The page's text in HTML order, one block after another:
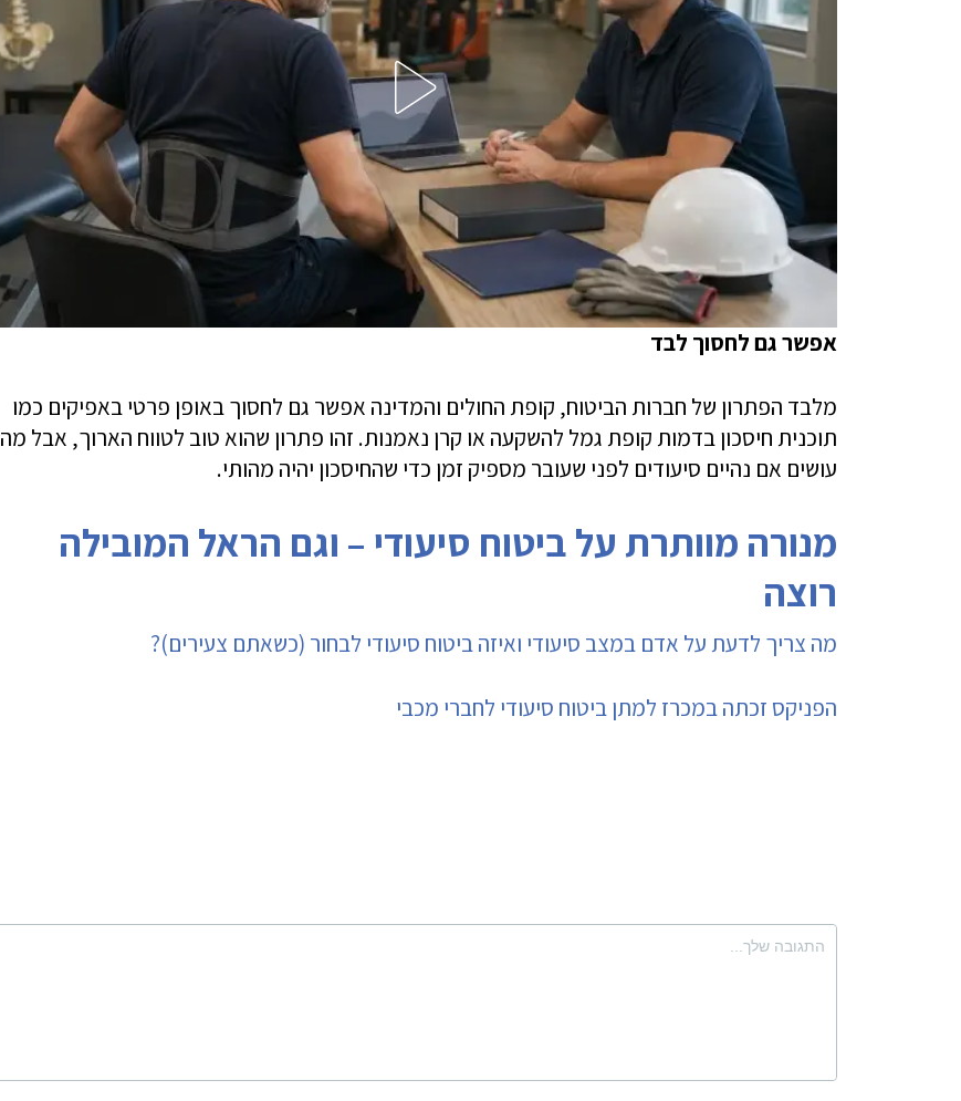
אפשר גם לחסוך לבד
מלבד הפתרון של חברות הביטוח, קופת החולים והמדינה אפשר גם לחסוך באופן פרטי באפיקים כמו
תוכנית חיסכון בדמותקופת גמל להשקעה או קרן נאמנות. זהו פתרון שהוא טוב לטווח הארוך, אבל מה
עושים אם נהיים סיעודים לפני שעובר מספיק זמן כדי שהחיסכון יהיה מהותי.
מנורה מוותרת על ביטוח סיעודי – וגם הראל המובילה
רוצה
מה צריך לדעת על אדם במצב סיעודי ואיזה ביטוח סיעודי לבחור (כשאתם צעירים)?
הפניקס זכתה במכרז למתן ביטוח סיעודי לחברי מכבי